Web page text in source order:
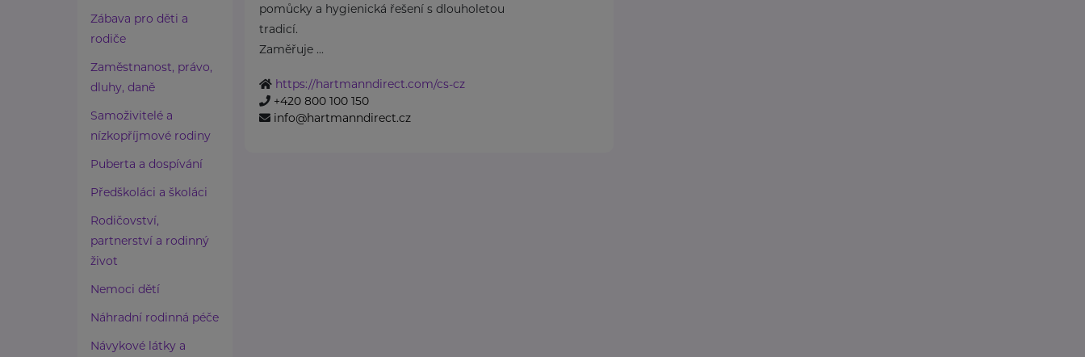
Zábava pro děti a
rodiče
Zaměstnanost, právo,
dluhy, daně
Samoživitelé a
nízkopříjmové rodiny
Puberta a dospívání
Předškoláci a školáci
Rodičovství,
partnerství a rodinný
život
Nemoci dětí
Náhradní rodinná péče
Návykové látky a
pomůcky a hygienická řešení s dlouholetou
tradicí.
Zaměřuje ...
https://hartmanndirect.com/cs-cz
+420 800 100 150
info@hartmanndirect.cz